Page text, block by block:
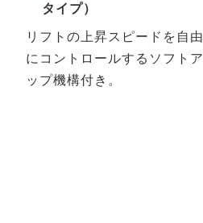
タイプ）
リフトの上昇スピードを自由
にコントロールするソフトア
ップ機構付き。